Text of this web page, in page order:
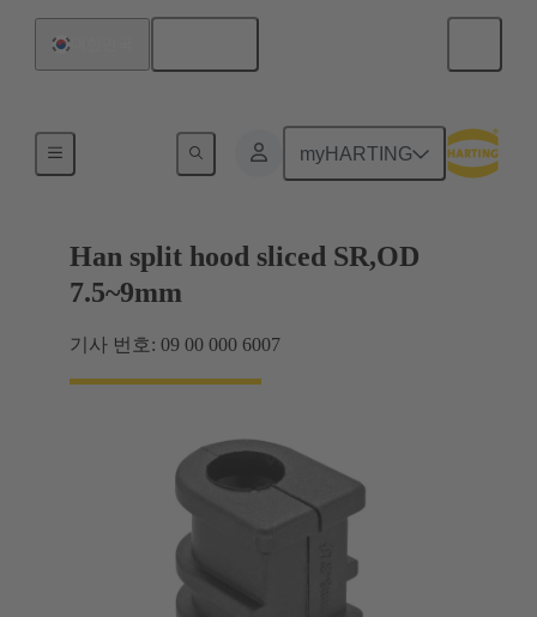
myHARTING
케이블 글랜드
Han split hood sliced SR,OD
7.5~9mm
기사 번호: 09 00 000 6007